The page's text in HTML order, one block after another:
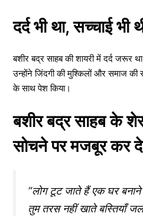
दर्द भी था, सच्चाई भी
बशीर बद्र साहब की शायरी में दर्द जरूर
उन्होंने जिंदगी की मुश्किलों और समाज की
के साथ पेश किया।
बशीर बद्र साहब के
सोचने पर मजबूर कर
“लोग टूट जाते हैं एक घर बनाने
तुम तरस नहीं खाते बस्तियाँ